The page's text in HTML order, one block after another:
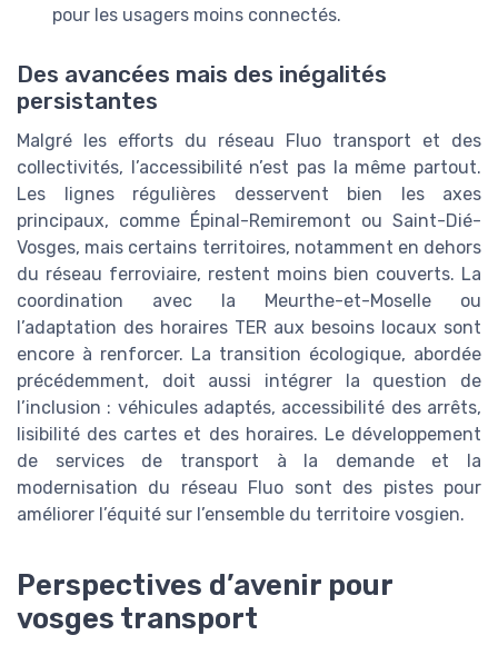
pour les usagers moins connectés.
Des avancées mais des inégalités
persistantes
Malgré les efforts du réseau Fluo transport et des
collectivités, l’accessibilité n’est pas la même partout.
Les lignes régulières desservent bien les axes
principaux, comme Épinal-Remiremont ou Saint-Dié-
Vosges, mais certains territoires, notamment en dehors
du réseau ferroviaire, restent moins bien couverts. La
coordination avec la Meurthe-et-Moselle ou
l’adaptation des horaires TER aux besoins locaux sont
encore à renforcer. La transition écologique, abordée
précédemment, doit aussi intégrer la question de
l’inclusion : véhicules adaptés, accessibilité des arrêts,
lisibilité des cartes et des horaires. Le développement
de services de transport à la demande et la
modernisation du réseau Fluo sont des pistes pour
améliorer l’équité sur l’ensemble du territoire vosgien.
Perspectives d’avenir pour
vosges transport